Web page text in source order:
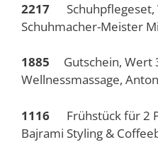
2217
Schuhmacher-Meister
1885 Gutschein, Wert
Wellnessmassage,
1116
Frühstück für 2
Bajrami Styling &